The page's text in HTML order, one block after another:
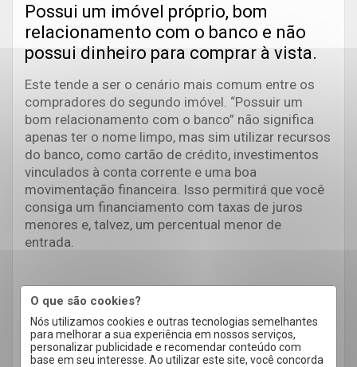
O que são cookies?
Nós utilizamos cookies e outras tecnologias semelhantes
para melhorar a sua experiência em nossos serviços,
personalizar publicidade e recomendar conteúdo com
base em seu interesse. Ao utilizar este site, você concorda
Possui um imóvel próprio, bom
relacionamento com o banco e não
possui dinheiro para comprar à vista.
Este tende a ser o cenário mais comum entre os
compradores do segundo imóvel. “Possuir um
bom relacionamento com o banco” não significa
apenas ter o nome limpo, mas sim utilizar recursos
do banco, como cartão de crédito, investimentos
vinculados à conta corrente e uma boa
movimentação financeira. Isso permitirá que você
consiga um financiamento com taxas de juros
menores e, talvez, um percentual menor de
entrada.
Com base nesse cenário, você pode fazer um
comparativo das possibilidades do imóvel usado:
ofertá-lo, ainda assim, como parte do pagamento
na compra de um novo; mantê-lo alugado para que
gere renda e possa cobrir (total ou parcialmente) o